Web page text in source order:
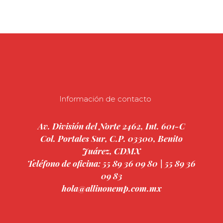
Información de contacto
Av. División del Norte 2462, Int. 601-C
Col. Portales Sur, C.P. 03300, Benito
Juárez, CDMX
Teléfono de oficina: 55 89 36 09 80 | 55 89 36
09 83
hola@allinonemp.com.mx